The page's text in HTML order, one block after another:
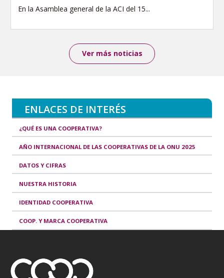
En la Asamblea general de la ACI del 15...
Ver más noticias
ENLACES DE INTERÉS
¿QUÉ ES UNA COOPERATIVA?
AÑO INTERNACIONAL DE LAS COOPERATIVAS DE LA ONU 2025
DATOS Y CIFRAS
NUESTRA HISTORIA
IDENTIDAD COOPERATIVA
COOP. Y MARCA COOPERATIVA